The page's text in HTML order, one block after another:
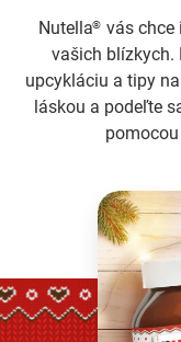
Nutella® vás chce
vašich blízkych.
upcykláciu a tipy
láskou a podeľte